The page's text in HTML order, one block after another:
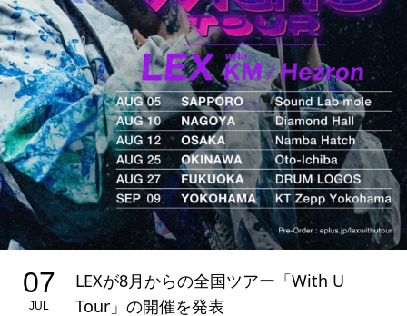
07
JUL
LEXが8月からの全国ツアー「With U
Tour」の開催を発表